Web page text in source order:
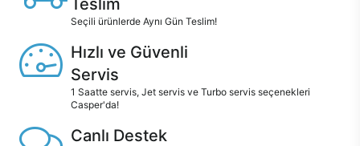
Seçili ürünlerde Aynı Gün Teslim!
Hızlı ve Güvenli
Servis
1 Saatte servis, Jet servis ve Turbo servis seçenekleri
Casper'da!
Canlı Destek